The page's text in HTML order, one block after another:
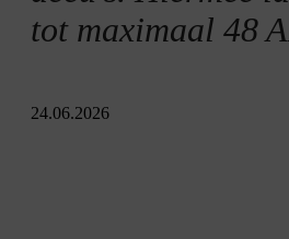
tot maximaal 48
24.06.2026